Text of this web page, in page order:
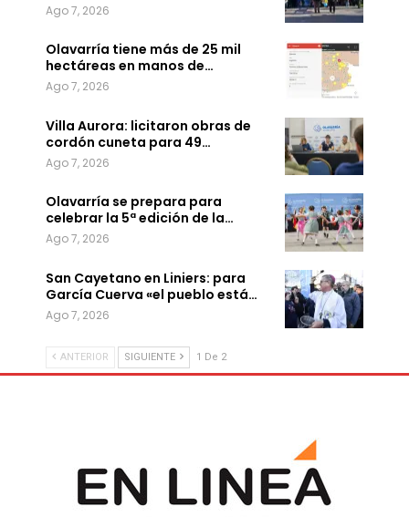
Ago 7, 2026
Olavarría tiene más de 25 mil
hectáreas en manos de…
Ago 7, 2026
Villa Aurora: licitaron obras de
cordón cuneta para 49…
Ago 7, 2026
Olavarría se prepara para
celebrar la 5ª edición de la…
Ago 7, 2026
San Cayetano en Liniers: para
García Cuerva «el pueblo está…
Ago 7, 2026
ANTERIOR SIGUIENTE 1 De 2